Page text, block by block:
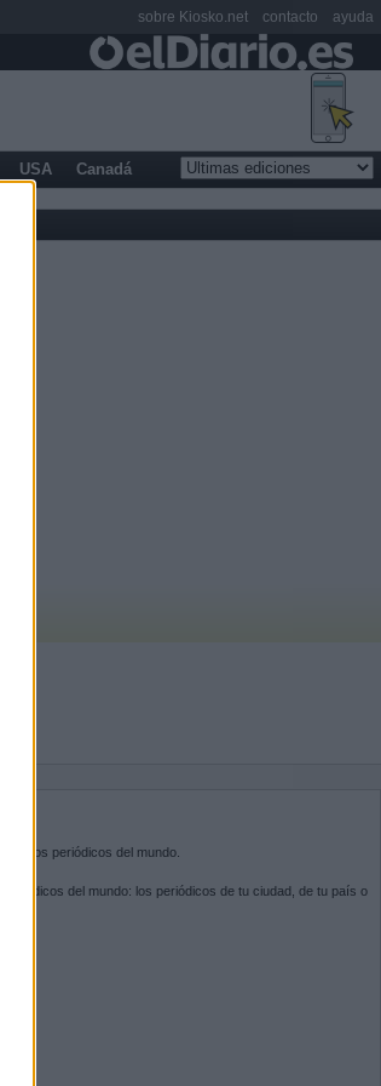
USA Canadá
a los periódicos del mundo.
periódicos del mundo: los periódicos de tu ciudad, de tu país o
sobre Kiosko.net contacto ayuda